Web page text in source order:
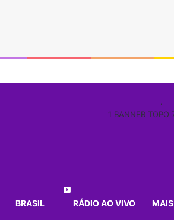
.
BRASIL RÁDIO AO VIVO MAIS